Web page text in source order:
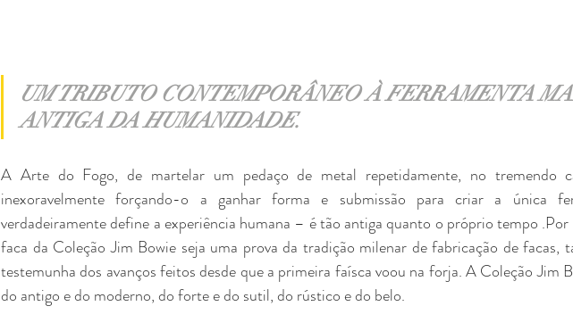
UM TRIBUTO CONTEMPORÂNEO À FERRAMENTA
ANTIGA DA HUMANIDADE.
A Arte do Fogo, de martelar um pedaço de metal repetidamente, no tremendo
inexoravelmente forçando-o a ganhar forma e submissão para criar a única
verdadeiramente define a experiência humana – é tão antiga quanto o próprio tempo .Por
faca da Coleção Jim Bowie seja uma prova da tradição milenar de fabricação de facas,
testemunha dos avanços feitos desde que a primeira faísca voou na forja. A Coleção Jim
do antigo e do moderno, do forte e do sutil, do rústico e do belo.